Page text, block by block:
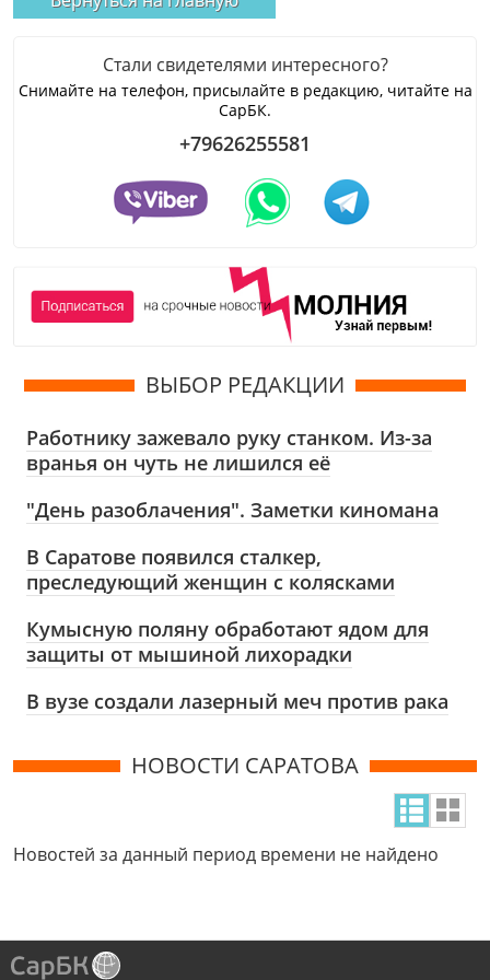
Стали свидетелями интересного?
Снимайте на телефон, присылайте в редакцию, читайте на
СарБК.
+79626255581
ВЫБОР РЕДАКЦИИ
Работнику зажевало руку станком. Из-за
вранья он чуть не лишился её
"День разоблачения". Заметки киномана
В Саратове появился сталкер,
преследующий женщин с колясками
Кумысную поляну обработают ядом для
защиты от мышиной лихорадки
В вузе создали лазерный меч против рака
НОВОСТИ САРАТОВА
Новостей за данный период времени не найдено